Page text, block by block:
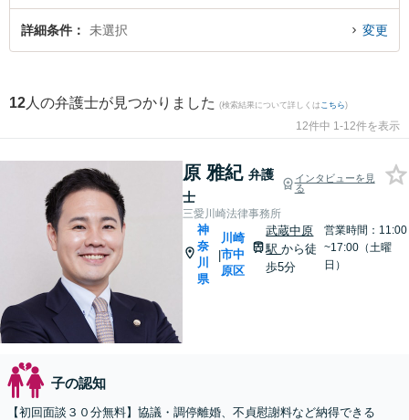
料で子の認知を法律相談できる川崎市中原区内の弁護士に相談予約したい』な
どでお困りの相談者さんにおすすめです。
詳細条件 未選択 変更
12 人の弁護士が見つかりました (検索結果について詳しくは こちら)
12件中 1-12件を表示
原 雅紀 弁護
士
インタビューを見
る
三愛川崎法律事務所
神
奈
川
県
|
川崎
市中
原区
武蔵中原
駅から徒
歩5分
営業時間：11:00
~17:00（土曜
日）
子の認知
【初回面談３０分無料】協議・調停離婚、不貞慰謝料など納得できる